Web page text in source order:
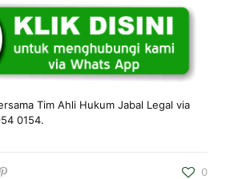
Tim Ahli Hukum Jabal Legal via
0154.
0